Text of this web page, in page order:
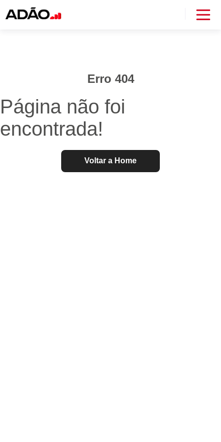
Erro 404
Página não foi
encontrada!
Voltar a Home